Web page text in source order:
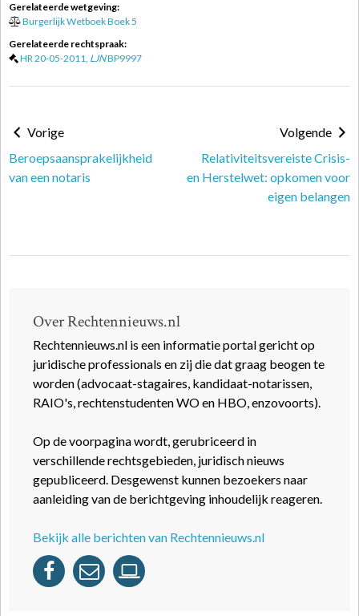
Gerelateerde wetgeving:
Burgerlijk Wetboek Boek 5
Gerelateerde rechtspraak:
HR 20-05-2011, LJNBP9997
Vorige
Beroepsaansprakelijkheid
van een notaris
Volgende
Relativiteitsvereiste Crisis-
en Herstelwet: opkomen voor
eigen belangen
Over Rechtennieuws.nl
Rechtennieuws.nl is een informatie portal gericht op
juridische professionals en zij die dat graag beogen te
worden (advocaat-stagaires, kandidaat-notarissen,
RAIO's, rechtenstudenten WO en HBO, enzovoorts).
Op de voorpagina wordt, gerubriceerd in
verschillende rechtsgebieden, juridisch nieuws
gepubliceerd. Desgewenst kunnen bezoekers naar
aanleiding van de berichtgeving inhoudelijk reageren.
Bekijk alle berichten van Rechtennieuws.nl